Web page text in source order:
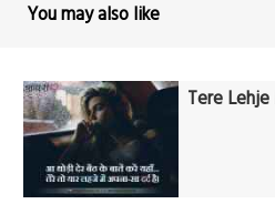
You may also like
Tere